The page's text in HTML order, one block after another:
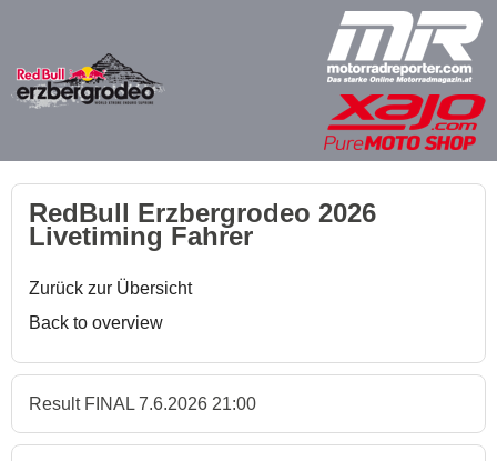
RedBull Erzbergrodeo 2026
Livetiming Fahrer
Zurück zur Übersicht
Back to overview
Result FINAL 7.6.2026 21:00